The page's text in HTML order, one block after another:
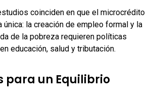
coinciden en que el microcrédito
única: la creación de empleo formal y la
de la pobreza requieren políticas
educación, salud y tributación.
para un Equilibrio